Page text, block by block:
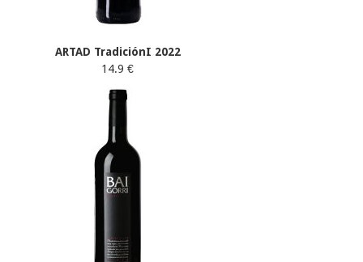
ARTAD TradiciónI 2022
14.9 €